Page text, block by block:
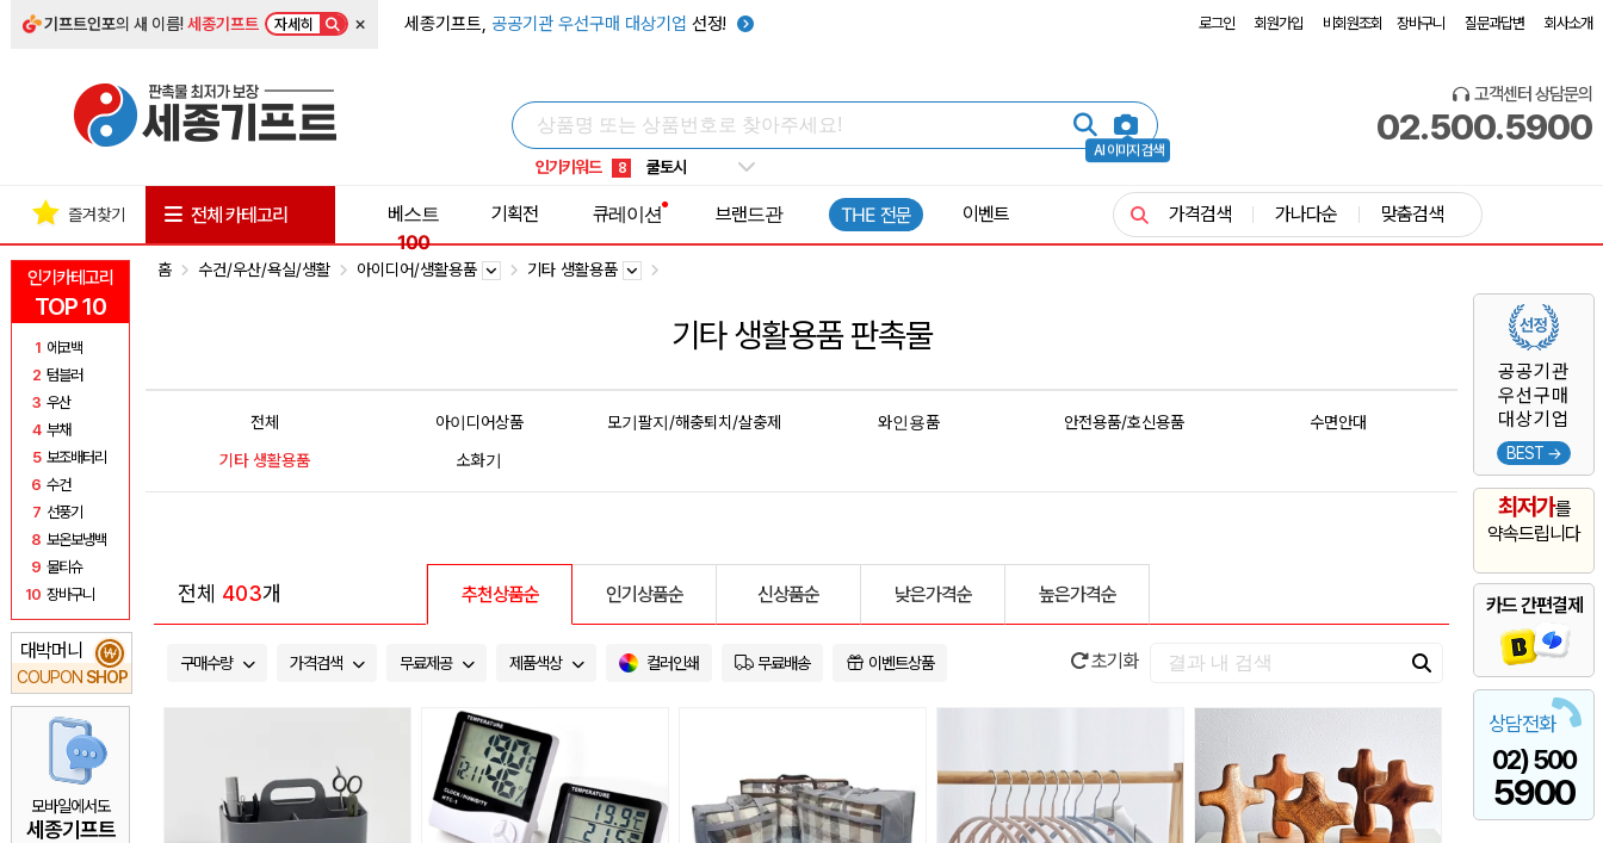
기프트인포의 새 이름!세종기프트 자세히 × 세종기프트, 공공기관 우선구매 대상기업 선정! 로그인 회원가입 비회원조회 장바구니 질문과답변 회사소개
AI 이미지 검색
인기키워드
키캡
8 쿨토시
9 넥쿨러
10 타포린가방
1
고객센터 상담문의
02.500.5900
인기카테고리
TOP 10
1 에코백
2 텀블러
3 우산
4 부채
5 보조배터리
6 수건
7 선풍기
8 보온보냉백
9 물티슈
10 장바구니
대박머니
COUPON SHOP
₩
모바일에서도
세종기프트
공공기관
우선구매
대상기업
BEST →
최저가를
약속드립니다
카드 간편결제
상담전화
02) 500
5900
즐겨찾기 전체 카테고리
베스트
100
기획전 큐레이션 브랜드관 THE 전문 이벤트 가격검색 가나다순 맞춤검색
홈 수건/우산/욕실/생활 아이디어/생활용품 기타 생활용품
기타 생활용품 판촉물
전체 아이디어상품 모기팔지/해충퇴치/살충제 와인용품 안전용품/호신용품
수면안대
기타 생활용품
소화기
전체 403개 추천상품순 인기상품순 신상품순 낮은가격순 높은가격순
구매수량 가격검색 무료제공 제품색상 컬러인쇄 무료배송 이벤트상품 초기화